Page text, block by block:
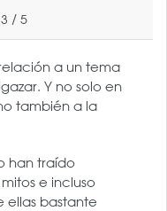
/ 5
a un tema
Y no solo en
también a la
han traído
e incluso
ellas bastante